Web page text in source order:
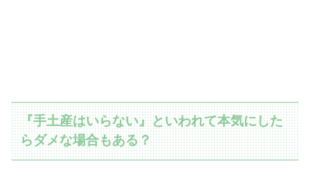
『手土産はいらない』といわれて本気にした
らダメな場合もある？